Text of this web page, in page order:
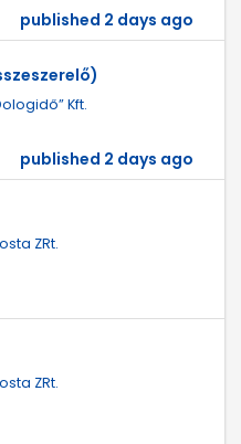
published 2 days ago
Kft.
published 2 days ago
ZRt.
ZRt.